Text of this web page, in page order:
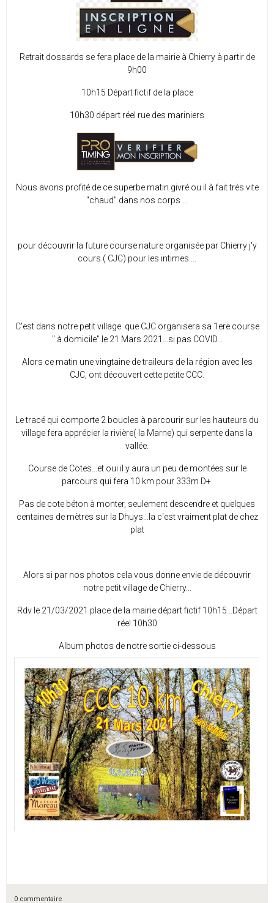
Retrait dossards se fera place de la mairie à Chierry à partir de
9h00
10h15 Départ fictif de la place
10h30 départ réel rue des mariniers
Nous avons profité de ce superbe matin givré ou il à fait très vite
"chaud" dans nos corps ...
pour découvrir la future course nature organisée par Chierry j'y
cours ( CJC) pour les intimes....
C'est dans notre petit village que CJC organisera sa 1ere course
" à domicile" le 21 Mars 2021...si pas COVID...
Alors ce matin une vingtaine de traileurs de la région avec les
CJC, ont découvert cette petite CCC.
Le tracé qui comporte 2 boucles à parcourir sur les hauteurs du
village fera apprécier la rivière( la Marne) qui serpente dans la
vallée.
Course de Cotes...et oui il y aura un peu de montées sur le
parcours qui fera 10 km pour 333m D+.
Pas de cote béton à monter, seulement descendre et quelques
centaines de mètres sur la Dhuys...la c'est vraiment plat de chez
plat
Alors si par nos photos cela vous donne envie de découvrir
notre petit village de Chierry...
Rdv le 21/03/2021 place de la mairie départ fictif 10h15...Départ
réel 10h30
Album photos de notre sortie ci-dessous
0 commentaire